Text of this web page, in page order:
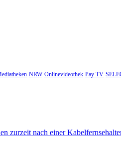
NRW Onlinevideothek Pay TV
zurzeit nach einer